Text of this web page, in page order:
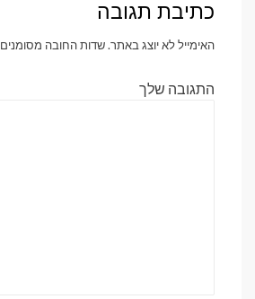
כתיבת תגובה
האימייל לא יוצג באתר.שדות החובה מסומנים
התגובה שלך